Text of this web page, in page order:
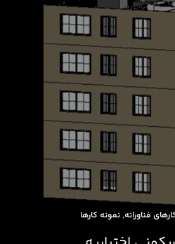
فناورانه, نمونه کارها